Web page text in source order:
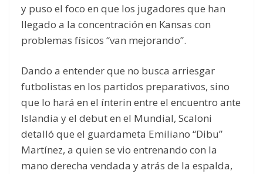
y puso el foco en que los jugadores que han
llegado a la concentración en Kansas con
problemas físicos “van mejorando”.
Dando a entender que no busca arriesgar
futbolistas en los partidos preparativos, sino
que lo hará en el ínterin entre el encuentro ante
Islandia y el debut en el Mundial, Scaloni
detalló que el guardameta Emiliano “Dibu”
Martínez, a quien se vio entrenando con la
mano derecha vendada y atrás de la espalda,